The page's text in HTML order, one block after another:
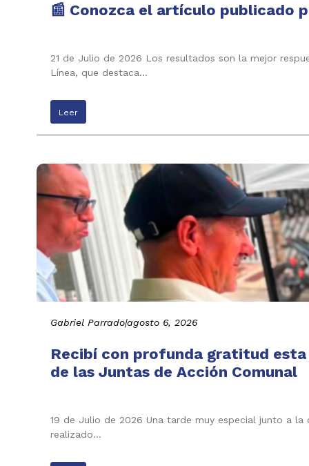
📰 Conozca el artículo publicado
21 de Julio de 2026 Los resultados son la mejor
Línea, que destaca…
Leer
Gabriel Parrado|agosto 6, 2026
Recibí con profunda gratitud
de las Juntas de Acción Comunal
19 de Julio de 2026 Una tarde muy especial junto a
realizado…